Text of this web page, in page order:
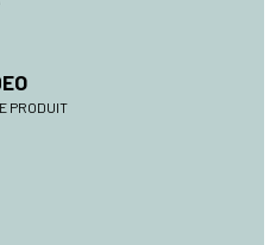
PRODUIT